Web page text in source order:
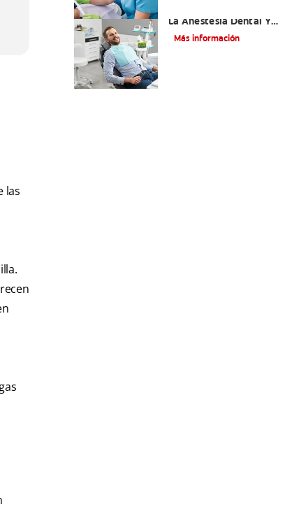
las
La Anestesia Dental Y
Causas De Tratamiento
Más información